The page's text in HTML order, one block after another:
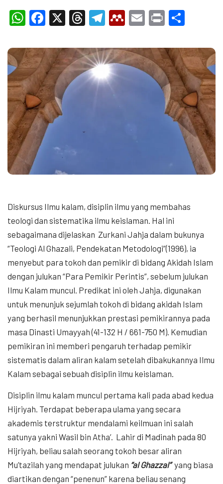
WhatsApp
Facebook
X Threads
Telegram
Mendeley
Email
Print
Diskursus Ilmu kalam, disiplin ilmu yang membahas
teologi dan sistematika ilmu keislaman. Hal ini
sebagaimana dijelaskan Zurkani Jahja dalam bukunya
“Teologi Al Ghazali, Pendekatan Metodologi”(1996), ia
menyebut para tokoh dan pemikir di bidang Akidah Islam
dengan julukan “Para Pemikir Perintis”, sebelum julukan
Ilmu Kalam muncul. Predikat ini oleh Jahja, digunakan
untuk menunjuk sejumlah tokoh di bidang akidah Islam
yang berhasil menunjukkan prestasi pemikirannya pada
masa Dinasti Umayyah (41-132 H / 661-750 M). Kemudian
pemikiran ini memberi pengaruh terhadap pemikir
sistematis dalam aliran kalam setelah dibakukannya Ilmu
Kalam sebagai sebuah disiplin ilmu keislaman.
Disiplin ilmu kalam muncul pertama kali pada abad kedua
Hijriyah. Terdapat beberapa ulama yang secara
akademis terstruktur mendalami keilmuan ini salah
satunya yakni Wasil bin Atha’. Lahir di Madinah pada 80
Hijriyah, beliau salah seorang tokoh besar aliran
Mu’tazilah yang mendapat julukan “al Ghazzal”yang biasa
diartikan dengan “penenun” karena beliau senang